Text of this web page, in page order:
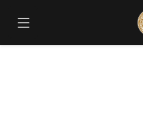
6. Spieltag 1.